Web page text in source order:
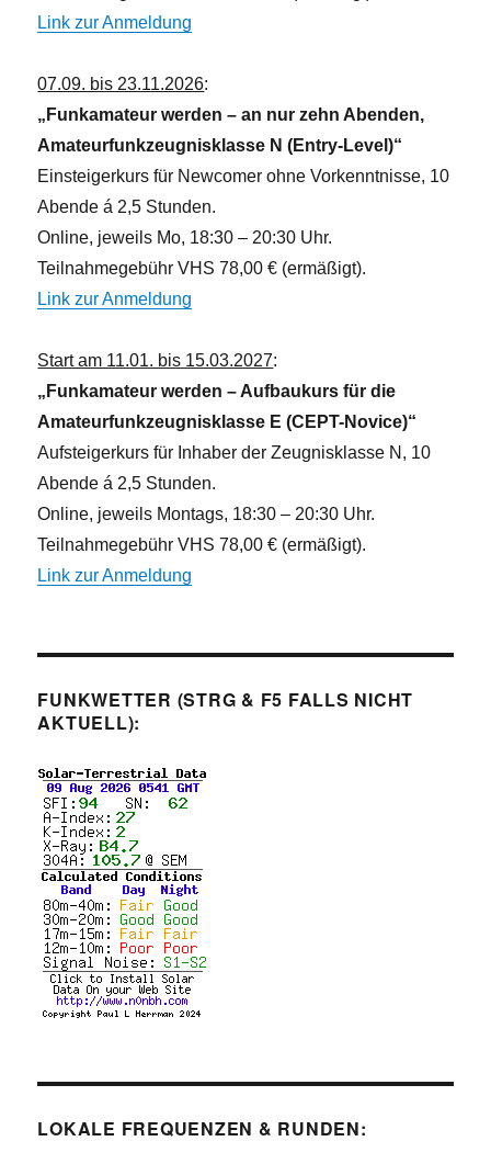
Link zur Anmeldung
07.09. bis 23.11.2026:
„Funkamateur werden – an nur zehn Abenden,
Amateurfunkzeugnisklasse N (Entry-Level)“
Einsteigerkurs für Newcomer ohne Vorkenntnisse, 10
Abende á 2,5 Stunden.
Online, jeweils Mo, 18:30 – 20:30 Uhr.
Teilnahmegebühr VHS 78,00 € (ermäßigt).
Link zur Anmeldung
Start am 11.01. bis 15.03.2027:
„Funkamateur werden – Aufbaukurs für die
Amateurfunkzeugnisklasse E (CEPT-Novice)“
Aufsteigerkurs für Inhaber der Zeugnisklasse N, 10
Abende á 2,5 Stunden.
Online, jeweils Montags, 18:30 – 20:30 Uhr.
Teilnahmegebühr VHS 78,00 € (ermäßigt).
Link zur Anmeldung
FUNKWETTER (STRG & F5 FALLS NICHT
AKTUELL):
LOKALE FREQUENZEN & RUNDEN: